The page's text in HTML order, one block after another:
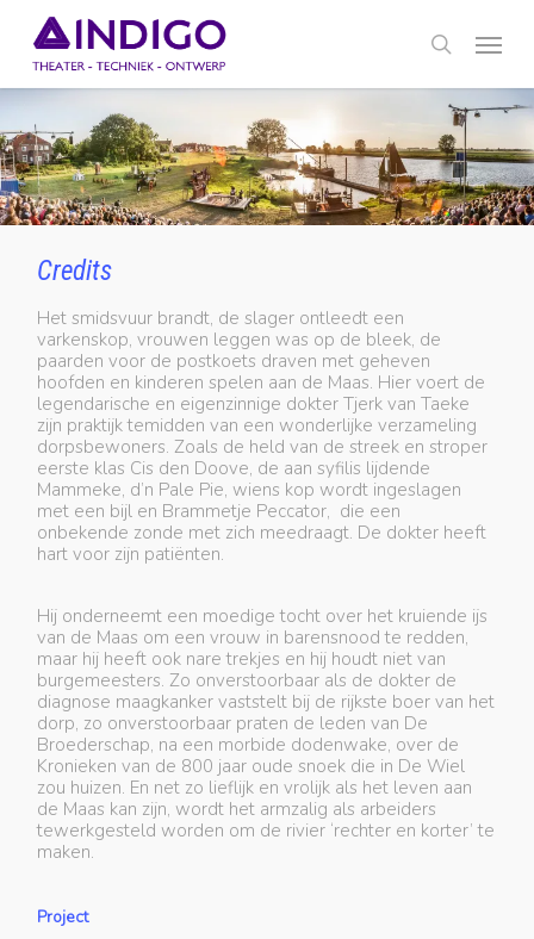
main
content
search
Menu
Credits
Het smidsvuur brandt, de slager ontleedt een
varkenskop, vrouwen leggen was op de bleek, de
paarden voor de postkoets draven met geheven
hoofden en kinderen spelen aan de Maas. Hier voert de
legendarische en eigenzinnige dokter Tjerk van Taeke
zijn praktijk temidden van een wonderlijke verzameling
dorpsbewoners. Zoals de held van de streek en stroper
eerste klas Cis den Doove, de aan syfilis lijdende
Mammeke, d’n Pale Pie, wiens kop wordt ingeslagen
met een bijl en Brammetje Peccator, die een
onbekende zonde met zich meedraagt. De dokter heeft
hart voor zijn patiënten.
Hij onderneemt een moedige tocht over het kruiende ijs
van de Maas om een vrouw in barensnood te redden,
maar hij heeft ook nare trekjes en hij houdt niet van
burgemeesters. Zo onverstoorbaar als de dokter de
diagnose maagkanker vaststelt bij de rijkste boer van het
dorp, zo onverstoorbaar praten de leden van De
Broederschap, na een morbide dodenwake, over de
Kronieken van de 800 jaar oude snoek die in De Wiel
zou huizen. En net zo lieflijk en vrolijk als het leven aan
de Maas kan zijn, wordt het armzalig als arbeiders
tewerkgesteld worden om de rivier ‘rechter en korter’ te
maken.
Project